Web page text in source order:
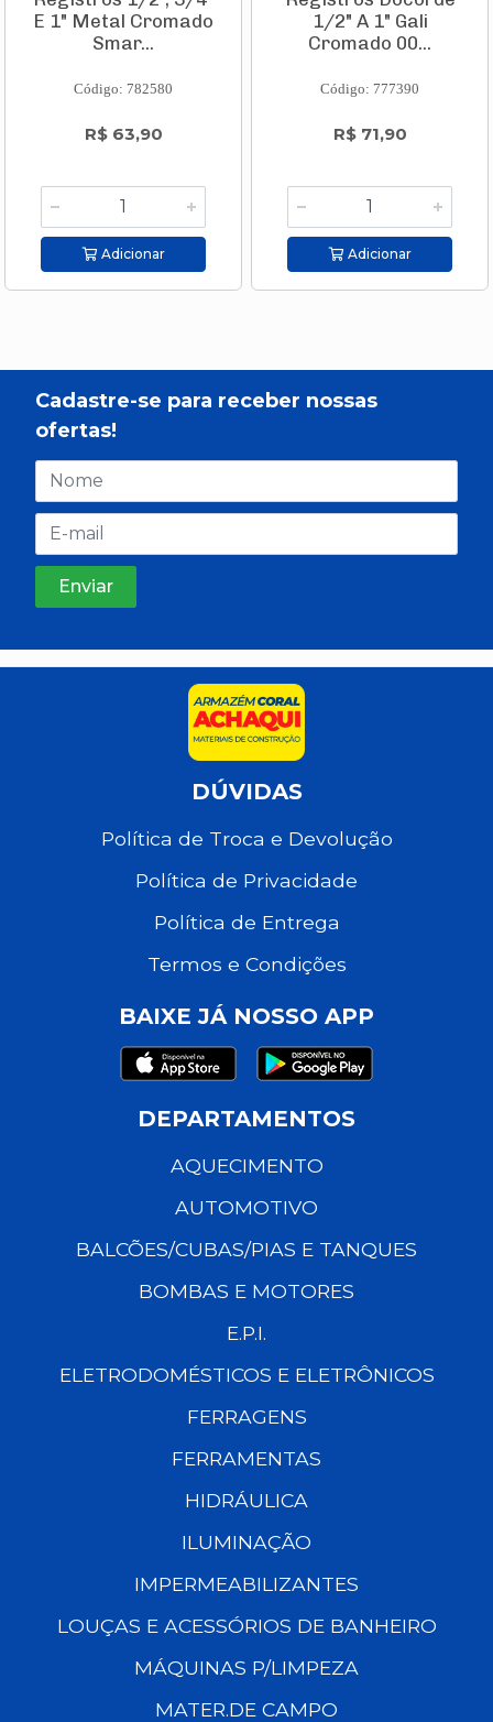
E 1" Metal Cromado
Smar...
Código: 782580
R$ 63,90
Adicionar
1/2" A 1" Gali
Cromado 00...
Código: 777390
R$ 71,90
Adicionar
Cadastre-se para receber nossas
ofertas!
DÚVIDAS
Política de Troca e Devolução
Política de Privacidade
Política de Entrega
Termos e Condições
BAIXE JÁ NOSSO APP
DEPARTAMENTOS
AQUECIMENTO
AUTOMOTIVO
BALCÕES/CUBAS/PIAS E TANQUES
BOMBAS E MOTORES
E.P.I.
ELETRODOMÉSTICOS E ELETRÔNICOS
FERRAGENS
FERRAMENTAS
HIDRÁULICA
ILUMINAÇÃO
IMPERMEABILIZANTES
LOUÇAS E ACESSÓRIOS DE BANHEIRO
MÁQUINAS P/LIMPEZA
MATER.DE CAMPO